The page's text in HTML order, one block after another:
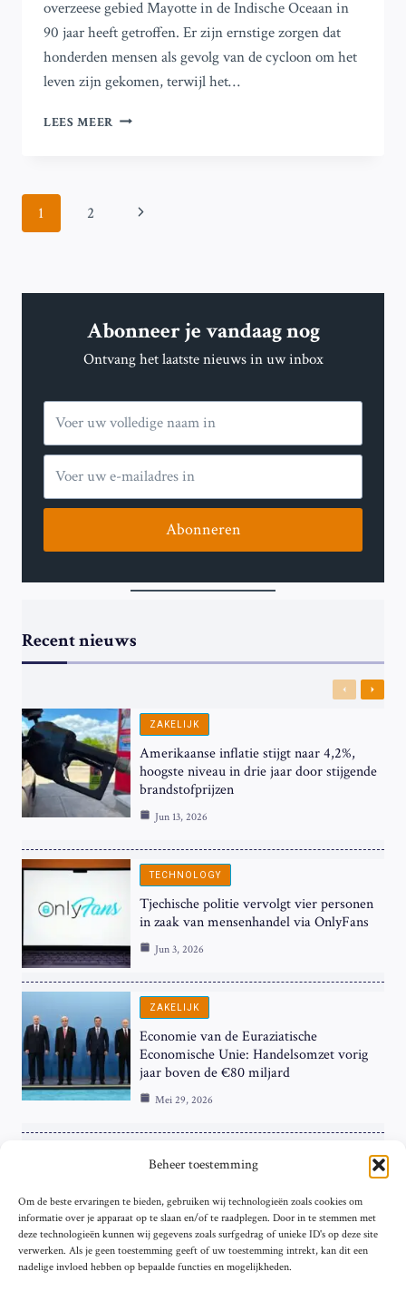
Beheer toestemming
Om de beste ervaringen te bieden, gebruiken wij technologieën zoals cookies om
informatie over je apparaat op te slaan en/of te raadplegen. Door in te stemmen met
deze technologieën kunnen wij gegevens zoals surfgedrag of unieke ID's op deze site
verwerken. Als je geen toestemming geeft of uw toestemming intrekt, kan dit een
nadelige invloed hebben op bepaalde functies en mogelijkheden.
overzeese gebied Mayotte in de Indische Oceaan in
90 jaar heeft getroffen. Er zijn ernstige zorgen dat
honderden mensen als gevolg van de cycloon om het
leven zijn gekomen, terwijl het…
LEES MEER CYCLOON
WETEN
DIE
IN
FRANKRIJK
VERWOESTTE
Paginanavigatie
1 2
Volgende
Abonneer je vandaag nog
Ontvang het laatste nieuws in uw inbox
Abonneren
Recent nieuws
Previous
Next
ZAKELIJK
Amerikaanse inflatie stijgt naar 4,2%,
hoogste niveau in drie jaar door stijgende
brandstofprijzen
Jun 13, 2026
TECHNOLOGY
Tjechische politie vervolgt vier personen
in zaak van mensenhandel via OnlyFans
Jun 3, 2026
ZAKELIJK
Economie van de Euraziatische
Economische Unie: Handelsomzet vorig
jaar boven de €80 miljard
Mei 29, 2026
ZAKELIJK
Hardnekkige Inflatie bij de ‘Grote Vier’
van de Eurozone
Mei 29, 2026